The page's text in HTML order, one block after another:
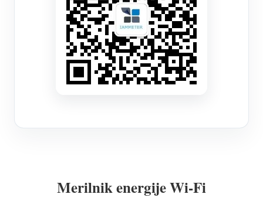
Merilnik energije Wi-Fi